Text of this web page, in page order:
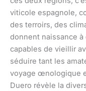
viticole espagnole,
des terroirs, des
donnent naissance
capables de vieillir
séduire tant les
voyage œnologique
Duero révèle la